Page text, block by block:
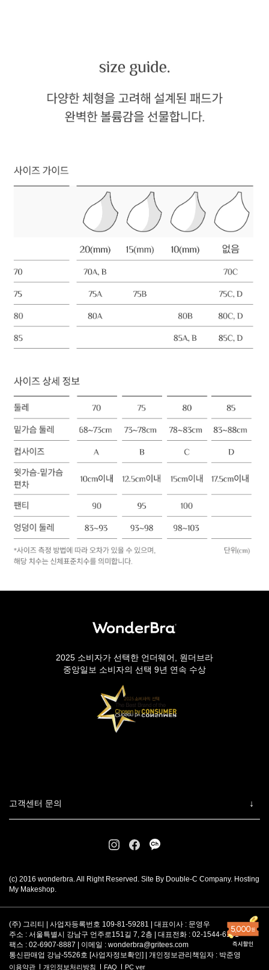
2025 소비자가 선택한 언더웨어, 원더브라
중앙일보 소비자의 선택 9년 연속 수상
고객센터 문의
(c) 2016 wonderbra. All Right Reserved. Site By Double-C Company. Hosting
My Makeshop.
(주) 그리티 | 사업자등록번호 109-81-59281 | 대표이사 : 문영우
주소 : 서울특별시 강남구 언주로151길 7, 2층 | 대표전화 : 02-1544-6101
팩스 : 02-6907-8887 | 이메일 : wonderbra@gritees.com
통신판매업 강남-5526호 [사업자정보확인] | 개인정보관리책임자 : 박준영
이용약관 개인정보처리방침 FAQ PC ver